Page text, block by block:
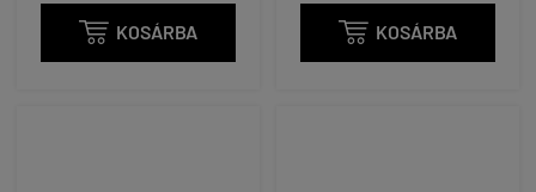
 KOSÁRBA  KOSÁRBA